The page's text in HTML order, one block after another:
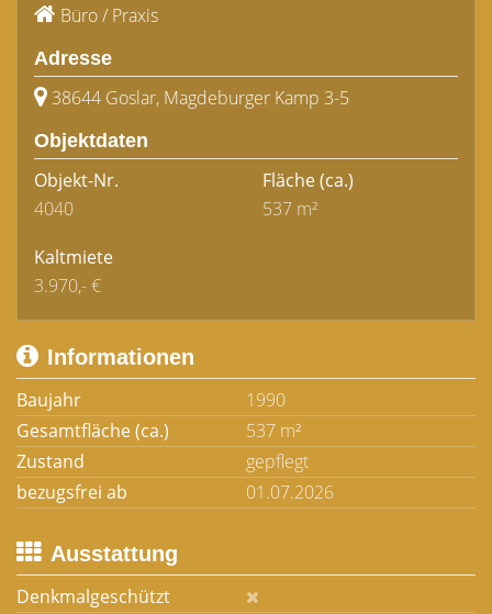
Büro / Praxis
Adresse
38644 Goslar, Magdeburger Kamp 3-5
Objektdaten
Objekt-Nr.
4040
Fläche(ca.)
537 m²
Kaltmiete
3.970,- €
Informationen
Baujahr
1990
Gesamtfläche (ca.)
537 m²
Zustand
gepflegt
bezugsfrei ab
01.07.2026
Ausstattung
Denkmalgeschützt